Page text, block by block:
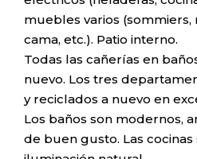
muebles varios (sommiers,
cama, etc.). Patio interno.
Todas las cañerías en
nuevo. Los tres
y reciclados a nuevo en
Los baños son modernos,
de buen gusto. Las